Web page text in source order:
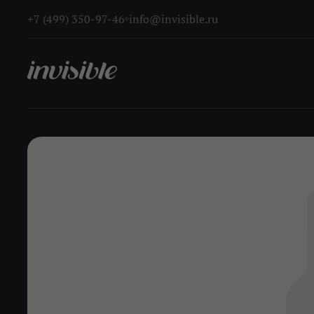
+7 (499) 350-97-46 info@invisible.ru